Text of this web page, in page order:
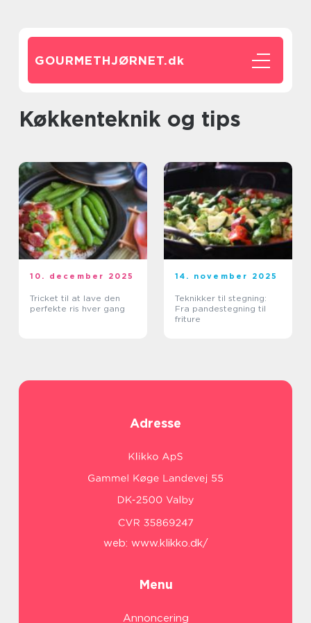
GOURMETHJØRNET.dk
Køkkenteknik og tips
10. december 2025
Tricket til at lave den
perfekte ris hver gang
14. november 2025
Teknikker til stegning:
Fra pandestegning til
friture
Adresse
web: www.klikko.dk/
Menu
Annoncering